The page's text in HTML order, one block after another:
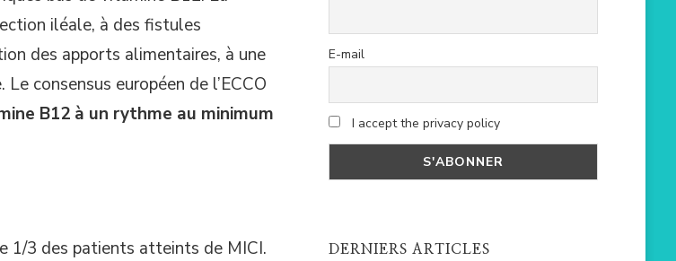
iléale, à des fistules
des apports alimentaires, à une
consensus européen de l’ECCO
B12 à un rythme au minimum
1/3 des patients atteints de MICI.
E-mail
I accept the privacy policy
DERNIERS ARTICLES